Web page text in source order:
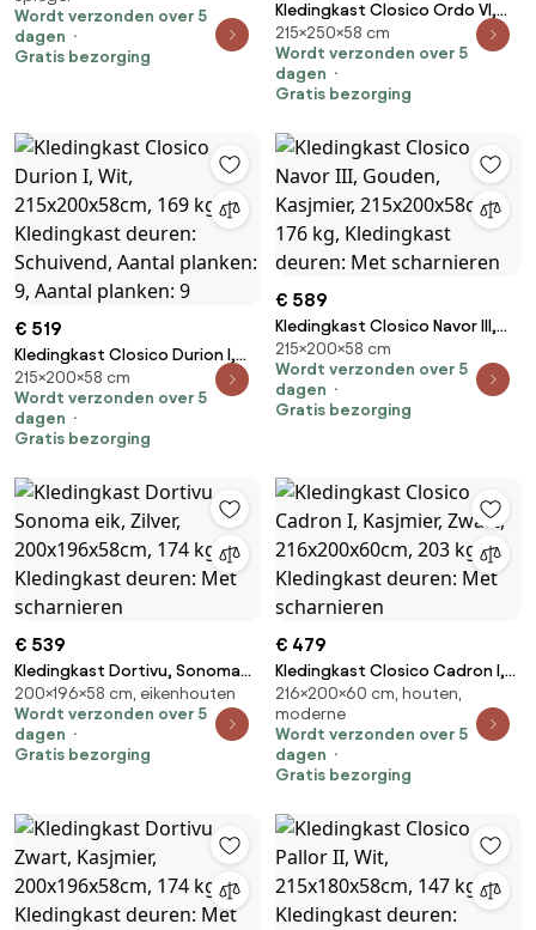
scharnieren
Wordt verzonden over 5
dagen
Gratis bezorging
Kledingkast Closico Ordo VI,
Wit, 215x250x58cm, 203 kg,
Kledingkast deuren: Schuivend,
Aantal planken: 9, Aantal
215×250×58 cm
Wordt verzonden over 5
dagen
Gratis bezorging
€ 519
Kledingkast Closico Durion I,
Wit, 215x200x58cm, 169 kg,
Kledingkast deuren: Schuivend,
Aantal planken: 9, Aantal
215×200×58 cm
Wordt verzonden over 5
dagen
Gratis bezorging
€ 589
Kledingkast Closico Navor III,
Gouden, Kasjmier,
215x200x58cm, 176 kg,
Kledingkast deuren: Met
215×200×58 cm
Wordt verzonden over 5
dagen
Gratis bezorging
€ 539
Kledingkast Dortivu, Sonoma
eik, Zilver, 200x196x58cm, 174
kg, Kledingkast deuren: Met
scharnieren
200×196×58 cm, eikenhouten
Wordt verzonden over 5
dagen
Gratis bezorging
€ 479
Kledingkast Closico Cadron I,
Kasjmier, Zwart,
216x200x60cm, 203 kg,
Kledingkast deuren: Met
scharnieren
216×200×60 cm, houten,
moderne
Wordt verzonden over 5
dagen
Gratis bezorging